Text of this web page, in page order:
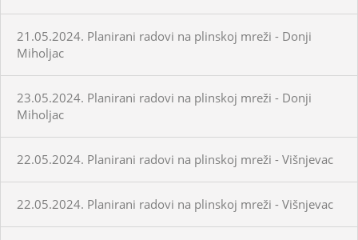
21.05.2024. Planirani radovi na plinskoj mreži - Donji
Miholjac
23.05.2024. Planirani radovi na plinskoj mreži - Donji
Miholjac
22.05.2024. Planirani radovi na plinskoj mreži - Višnjevac
22.05.2024. Planirani radovi na plinskoj mreži - Višnjevac